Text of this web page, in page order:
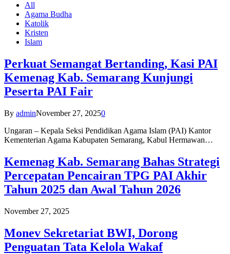
All
Agama Budha
Katolik
Kristen
Islam
Perkuat Semangat Bertanding, Kasi PAI
Kemenag Kab. Semarang Kunjungi
Peserta PAI Fair
By adminNovember 27, 20250
Ungaran – Kepala Seksi Pendidikan Agama Islam (PAI) Kantor
Kementerian Agama Kabupaten Semarang, Kabul Hermawan…
Kemenag Kab. Semarang Bahas Strategi
Percepatan Pencairan TPG PAI Akhir
Tahun 2025 dan Awal Tahun 2026
November 27, 2025
Monev Sekretariat BWI, Dorong
Penguatan Tata Kelola Wakaf